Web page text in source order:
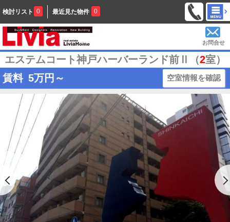
検討リスト 0 最近見た物件 0
お問合せ
エステムコート神戸ハーバーランド前Ⅱ（2室）
賃料 5万円～ 空室情報を確認